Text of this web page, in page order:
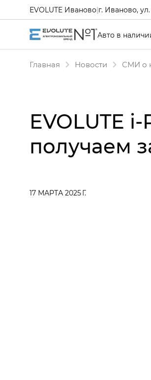
EVOLUTE Иваново|г. Иваново,
Авто в
Главная Новости СМИ о
EVOLUTE
получаем
17 МАРТА 2025 Г.